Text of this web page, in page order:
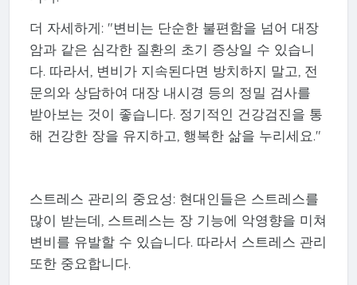
더 자세하게: "변비는 단순한 불편함을 넘어 대장
암과 같은 심각한 질환의 초기 증상일 수 있습니
다. 따라서, 변비가 지속된다면 방치하지 말고, 전
문의와 상담하여 대장 내시경 등의 정밀 검사를
받아보는 것이 좋습니다. 정기적인 건강검진을 통
해 건강한 장을 유지하고, 행복한 삶을 누리세요."
스트레스 관리의 중요성: 현대인들은 스트레스를
많이 받는데, 스트레스는 장 기능에 악영향을 미쳐
변비를 유발할 수 있습니다. 따라서 스트레스 관리
또한 중요합니다.